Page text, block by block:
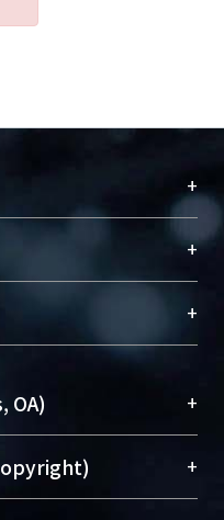
+
為永久珍藏及向國際
術能量，圖書館整合
AH）不同功能平
。期能整合研
學術產出、推廣研究
promote researcher
Library integrates the
with “Academic
+
Library)
(Social
+
OA) +
資訊取用性的社會運
將研究著作公開供使
+